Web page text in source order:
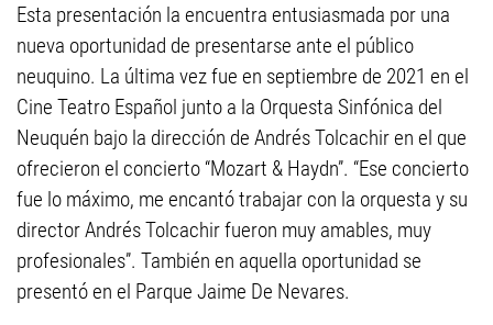
Esta presentación la encuentra entusiasmada por una
nueva oportunidad de presentarse ante el público
neuquino. La última vez fue en septiembre de 2021 en el
Cine Teatro Español junto a la Orquesta Sinfónica del
Neuquén bajo la dirección de Andrés Tolcachir en el que
ofrecieron el concierto “Mozart & Haydn”. “Ese concierto
fue lo máximo, me encantó trabajar con la orquesta y su
director Andrés Tolcachir fueron muy amables, muy
profesionales”. También en aquella oportunidad se
presentó en el Parque Jaime De Nevares.